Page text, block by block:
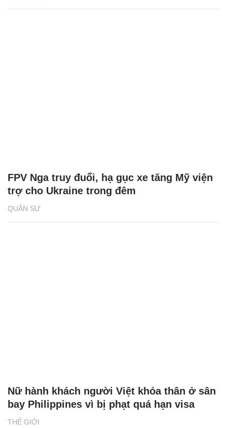
QUÂN SỰ
FPV Nga truy đuổi, hạ gục xe tăng Mỹ viện
trợ cho Ukraine trong đêm
THẾ GIỚI
Nữ hành khách người Việt khỏa thân ở sân
bay Philippines vì bị phạt quá hạn visa